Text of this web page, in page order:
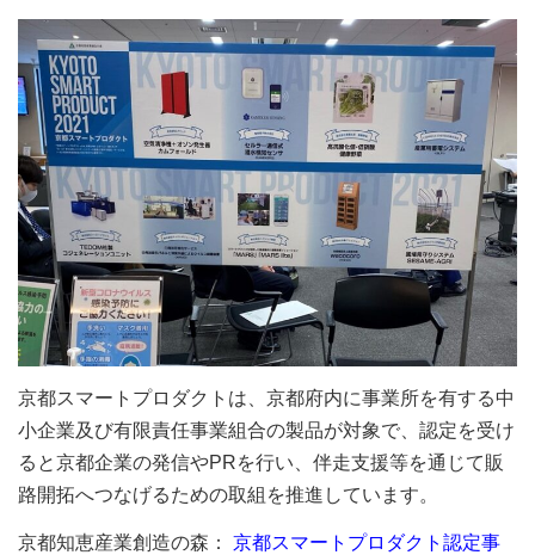
京都スマートプロダクトは、京都府内に事業所を有する中
小企業及び有限責任事業組合の製品が対象で、認定を受け
ると京都企業の発信やPRを行い、伴走支援等を通じて販
路開拓へつなげるための取組を推進しています。
京都知恵産業創造の森： 京都スマートプロダクト認定事